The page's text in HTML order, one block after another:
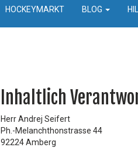
HOCKEYMARKT BLOG
Inhaltlich
Herr Andrej Seifert
Ph.-Melanchthonstrasse 44
92224 Amberg